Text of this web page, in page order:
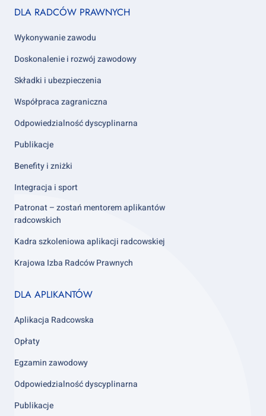
Footer
2
DLA RADCÓW PRAWNYCH
Wykonywanie zawodu
Doskonalenie i rozwój zawodowy
Składki i ubezpieczenia
Współpraca zagraniczna
Odpowiedzialność dyscyplinarna
Publikacje
Benefity i zniżki
Integracja i sport
Patronat – zostań mentorem aplikantów
radcowskich
Kadra szkoleniowa aplikacji radcowskiej
Krajowa Izba Radców Prawnych
Footer
3
DLA APLIKANTÓW
Aplikacja Radcowska
Opłaty
Egzamin zawodowy
Odpowiedzialność dyscyplinarna
Publikacje